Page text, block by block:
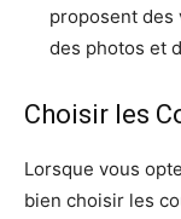
proposent des
des photos et
Choisir les
Lorsque vous
bien choisir les